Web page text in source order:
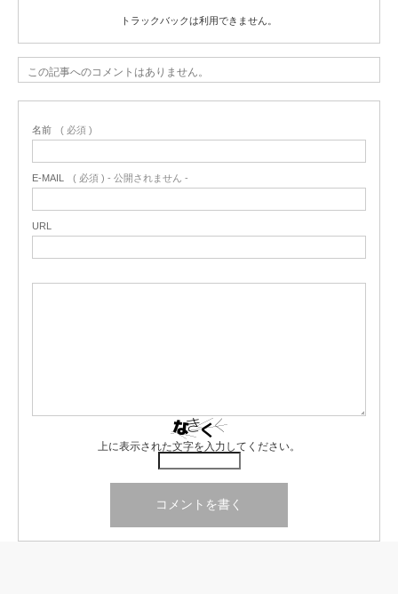
トラックバックは利用できません。
この記事へのコメントはありません。
名前 ( 必須 )
E-MAIL ( 必須 ) - 公開されません -
URL
上に表示された文字を入力してください。